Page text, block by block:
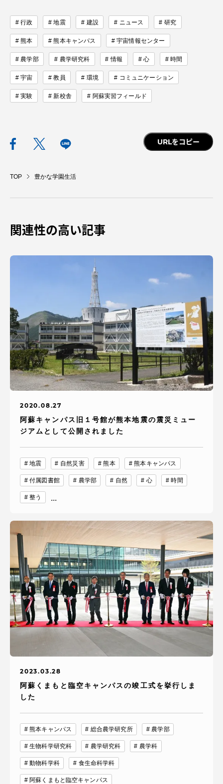
行政 地震 建設 ニュース 研究
熊本 熊本キャンパス 宇宙情報センター
農学部 農学研究科 情報 心 時間
宇宙 教員 環境 コミュニケーション
実験 新校舎 阿蘇実習フィールド
URLをコピー
TOP 豊かな学園生活
関連性の高い記事
2020.08.27
阿蘇キャンパス旧１号館が熊本地震の震災ミュー
ジアムとして公開されました
地震 自然災害 熊本 熊本キャンパス
付属図書館 農学部 自然 心 時間
整う ...
2023.03.28
阿蘇くまもと臨空キャンパスの竣工式を挙行しま
した
熊本キャンパス 総合農学研究所 農学部
生物科学研究科 農学研究科 農学科
動物科学科 食生命科学科
阿蘇くまもと臨空キャンパス